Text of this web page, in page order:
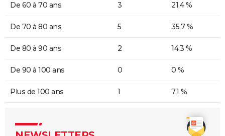
De 60 à 70 ans 3 21,4 %
De 70 à 80 ans 5 35,7 %
De 80 à 90 ans 2 14,3 %
De 90 à 100 ans 0 0 %
Plus de 100 ans 1 7,1 %